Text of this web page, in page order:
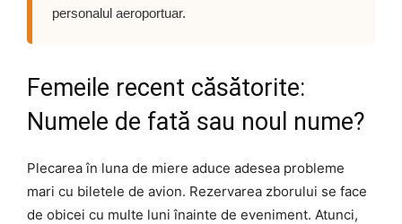
personalul aeroportuar.
Femeile recent căsătorite:
Numele de fată sau noul nume?
Plecarea în luna de miere aduce adesea probleme
mari cu biletele de avion. Rezervarea zborului se face
de obicei cu multe luni înainte de eveniment. Atunci,